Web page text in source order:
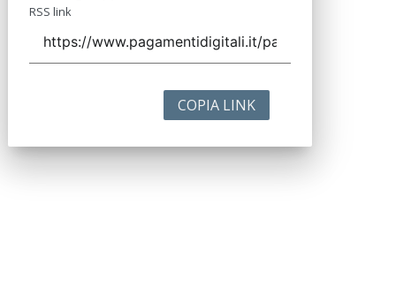
RSS link
COPIA LINK